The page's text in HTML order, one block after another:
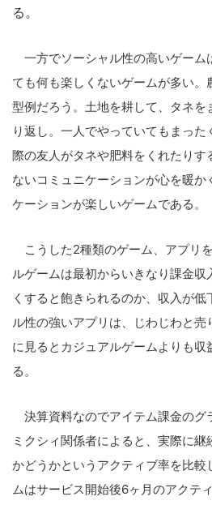
る。
一方でソーシャル性の高いゲーム
ても何も楽しくないゲームが多い。
型例だろう。土地を耕して、タネを
り返し。一人でやっていてもまっ
際の友人がタネや肥料をくれたりす
ないコミュニケーションが心を暖か
ケーションが楽しいゲームである。
こうした2種類のゲーム、アプリ
ルゲームは最初からいきなり課金収
くすると飽きられるのか、収入が
ル性の強いアプリは、じわじわと売
に見るとカジュアルゲームよりも収
る。
決算資料なのでアイテム課金のグ
ミクシィ関係者によると、実際に継
かどうかというアクティブ率を比較
ムはサービス開始後6ヶ月のアクテ